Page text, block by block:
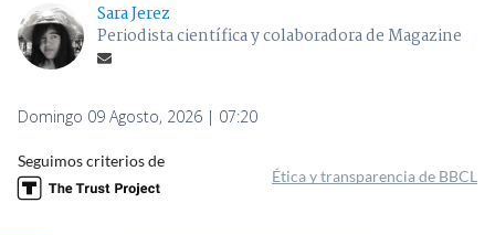
Sara Jerez
Periodista científica y colaboradora de Magazine
Domingo 09 Agosto, 2026 | 07:20
Seguimos criterios de
Ética y transparencia de BBCL